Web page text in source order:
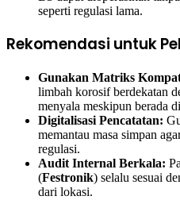
seperti regulasi lama.
Rekomendasi untuk
Gunakan Matriks
limbah korosif berdekatan
menyala meskipun berada
Digitalisasi Pencatatan:
memantau masa simpan
regulasi.
Audit Internal Berkala:
(Festronik) selalu sesuai
dari lokasi.